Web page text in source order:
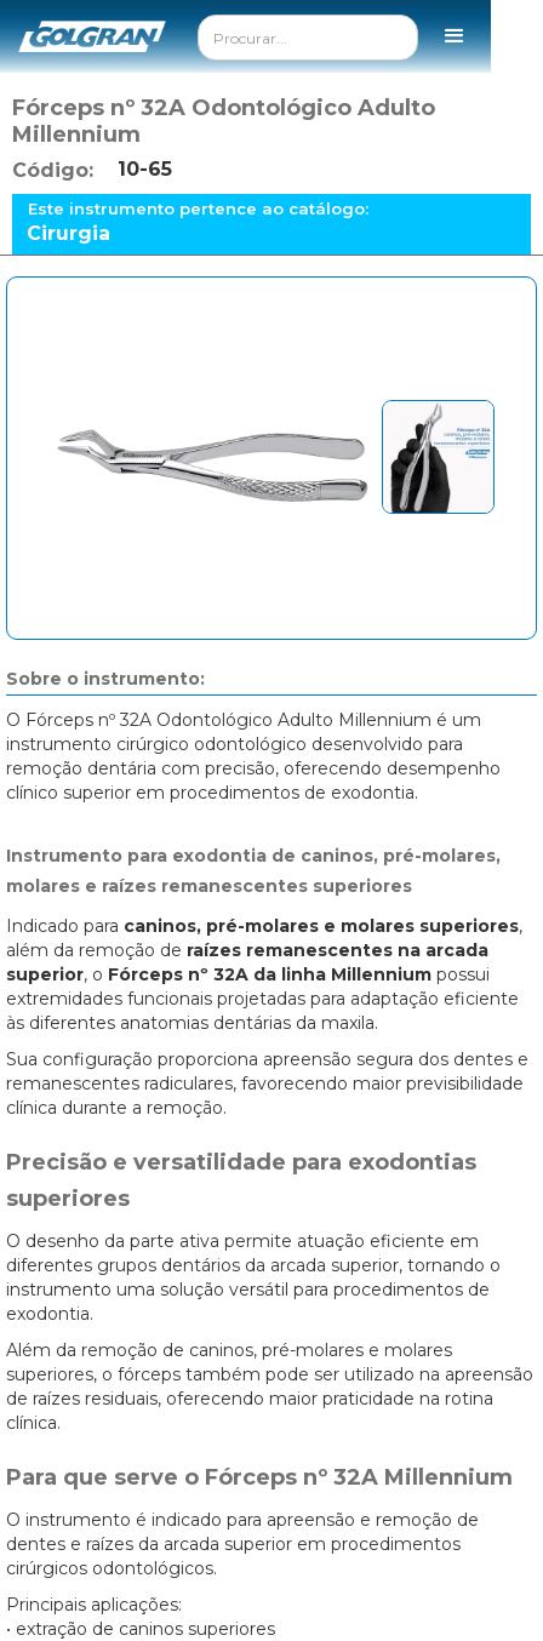
Fórceps nº 32A Odontológico Adulto
Millennium
Código: 10-65
Este instrumento pertence ao catálogo:
Cirurgia
Sobre o instrumento:
O Fórceps nº 32A Odontológico Adulto Millennium é um
instrumento cirúrgico odontológico desenvolvido para
remoção dentária com precisão, oferecendo desempenho
clínico superior em procedimentos de exodontia.
Instrumento para exodontia de caninos, pré-molares,
molares e raízes remanescentes superiores
Indicado para caninos, pré-molares e molares superiores,
além da remoção de raízes remanescentes na arcada
superior, o Fórceps nº 32A da linha Millennium possui
extremidades funcionais projetadas para adaptação eficiente
às diferentes anatomias dentárias da maxila.
Sua configuração proporciona apreensão segura dos dentes e
remanescentes radiculares, favorecendo maior previsibilidade
clínica durante a remoção.
Precisão e versatilidade para exodontias
superiores
O desenho da parte ativa permite atuação eficiente em
diferentes grupos dentários da arcada superior, tornando o
instrumento uma solução versátil para procedimentos de
exodontia.
Além da remoção de caninos, pré-molares e molares
superiores, o fórceps também pode ser utilizado na apreensão
de raízes residuais, oferecendo maior praticidade na rotina
clínica.
Para que serve o Fórceps nº 32A Millennium
O instrumento é indicado para apreensão e remoção de
dentes e raízes da arcada superior em procedimentos
cirúrgicos odontológicos.
Principais aplicações:
• extração de caninos superiores